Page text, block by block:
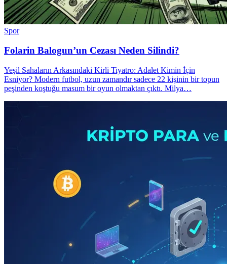
Spor
Folarin Balogun’un Cezası Neden Silindi?
Yeşil Sahaların Arkasındaki Kirli Tiyatro: Adalet Kimin İçin
Esniyor? Modern futbol, uzun zamandır sadece 22 kişinin bir topun
peşinden koştuğu masum bir oyun olmaktan çıktı. Milya…